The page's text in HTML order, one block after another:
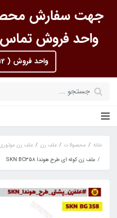
جهت سفارش
واحد فروش
واحد فروش ( 09120728512 )
خانه محصولات علف زن
علف زن
علف زن کوله ای طرح هوندا SKN BC358